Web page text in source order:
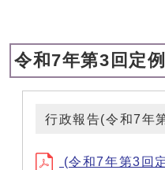
令和7年第3回定
行政報告(令和7年
(令和7年第3回